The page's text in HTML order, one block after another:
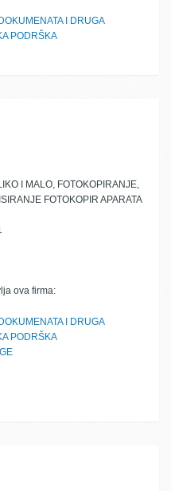
I DRUGA
PODRŠKA
I MALO, FOTOKOPIRANJE,
FOTOKOPIR APARATA
ova firma:
I DRUGA
PODRŠKA